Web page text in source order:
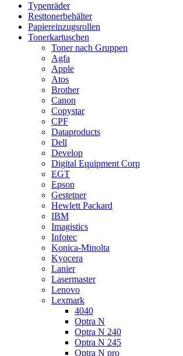
Typenräder
Resttonerbehälter
Papiereinzugsrollen
Tonerkartuschen
Toner nach Gruppen
Agfa
Apple
Atos
Brother
Canon
Copystar
CPF
Dataproducts
Dell
Develop
Digital Equipment Corp
EGT
Epson
Gestetner
Hewlett Packard
IBM
Imagistics
Infotec
Konica-Minolta
Kyocera
Lanier
Lasermaster
Lenovo
Lexmark
4040
Optra N
Optra N 240
Optra N 245
Optra N pro